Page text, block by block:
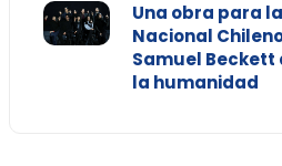
Una obra para
Nacional
Samuel Beckett
la humanidad